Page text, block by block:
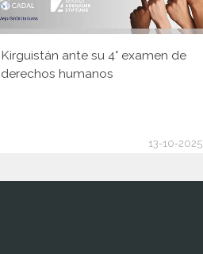
Kirguistán ante su 4° examen de
derechos humanos
13-10-2025